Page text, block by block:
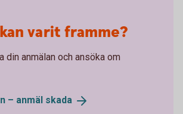
varit framme?
din anmälan och ansöka om
– anmäl skada